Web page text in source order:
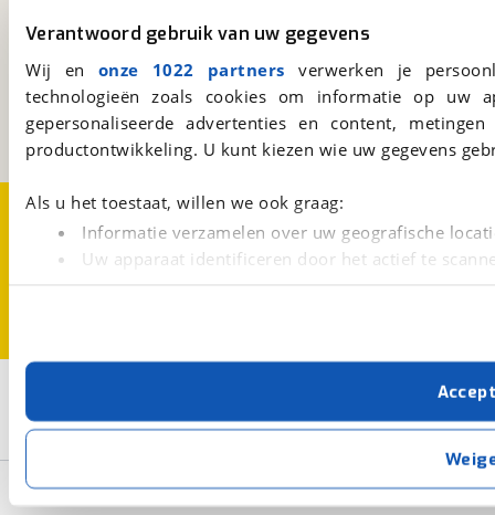
Verantwoord gebruik van uw gegevens
Wij en onze 1022 partners verwerken je
technologieën zoals cookies om informatie op
gepersonaliseerde advertenties en content,
productontwikkeling. U kunt kiezen wie uw gegevens
Als u het toestaat, willen we ook graag:
Informatie verzamelen over uw geografische
Uw apparaat identificeren door het actief te
Met cookies en vergelijkbare technieken zorgen we
cookies zorgen ervoor dat de website goed werkt.
verbeteren. We tonen je graag relevante advertenties
buiten onze website volgt – uiteraard op
privacyverklaring
. Als je weigert, plaatsen we alleen
kun je later altijd aanpassen via devoorkeurenpagina.
Hybride fiets Sensa Niet elektrisch
Basisgegevens
viaBOVAG.nl
Kosterijland15
3981 AJ
Bunnik
Een initiatief van
BOVAG
Over viaBOVAG.nlDisclaimer- en Privacyverklaring
CookievoorkeurenVacatures